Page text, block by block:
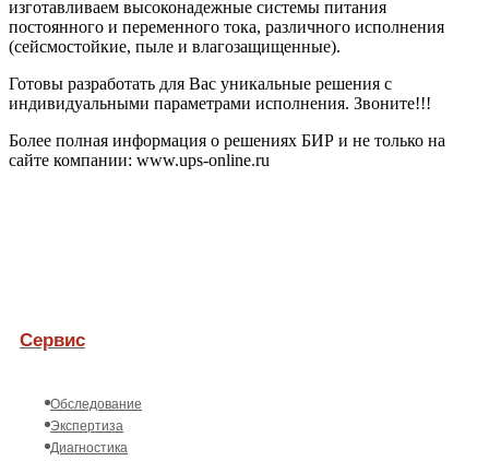
изготавливаем высоконадежные системы питания
постоянного и переменного тока, различного исполнения
(сейсмостойкие, пыле и влагозащищенные).
Готовы разработать для Вас уникальные решения с
индивидуальными параметрами исполнения. Звоните!!!
Более полная информация о решениях БИР и не только на
сайте компании: www.ups-online.ru
Сервис
Обследование
Экспертиза
Диагностика